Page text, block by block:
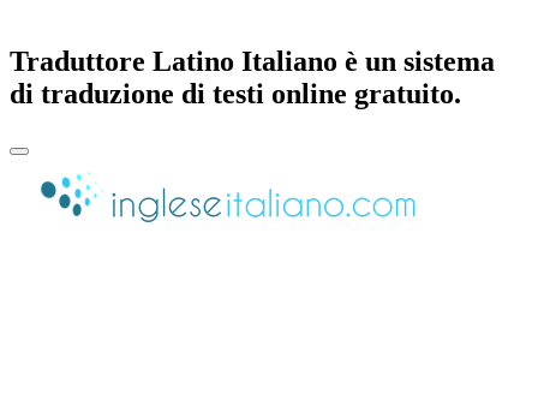
Traduttore Latino Italiano è un sistema
di traduzione di testi online gratuito.